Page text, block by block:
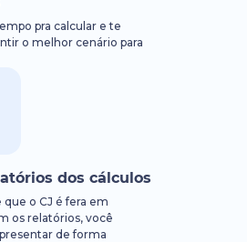
pra calcular e te
o melhor cenário para
dos cálculos
que o CJ é fera em
os relatórios, você
de forma